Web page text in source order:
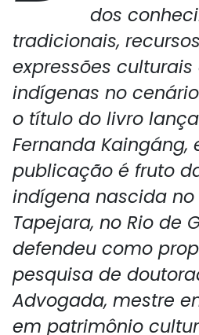
dos
tradicionais,
expressões
indígenas no
o título do livro
Fernanda Kaingáng,
publicação é fruto
indígena nascida
Tapejara, no Rio de
defendeu como
pesquisa de
Advogada, mestre
em patrimônio